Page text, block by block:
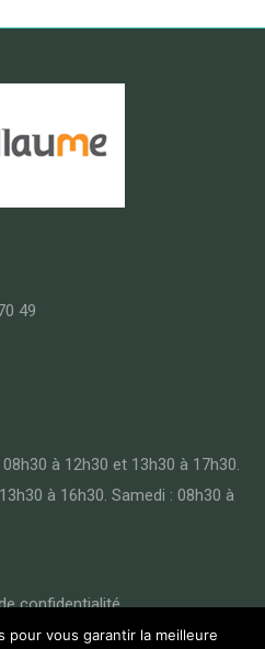
49
à 12h30 et 13h30 à 17h30.
à 16h30. Samedi : 08h30 à
confidentialité
pour vous garantir la meilleure